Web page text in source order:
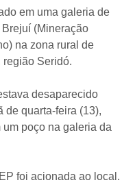
em uma galeria de
(Mineração
na zona rural de
Seridó.
desaparecido
de quarta-feira (13),
um poço na galeria da
foi acionada ao local.